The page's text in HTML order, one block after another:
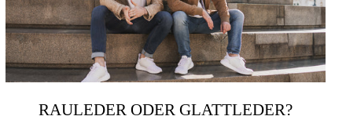
RAULEDER ODER GLATTLEDER?